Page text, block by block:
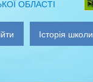
ОБЛАСТІ
Історія школи